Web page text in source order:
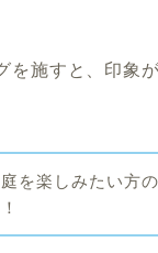
を施すと、印象
を楽しみたい方